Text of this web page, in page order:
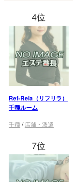
4位
Ref-Rela（リフリラ）
千種ルーム
千種/ 店舗・派遣
7位